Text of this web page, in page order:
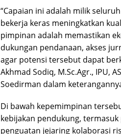
“Capaian ini adalah milik
bekerja keras meningkatkan
pimpinan adalah memastikan
dukungan pendanaan, akses
agar potensi tersebut dapat
Akhmad Sodiq, M.Sc.Agr., IPU,
Soedirman dalam
Di bawah kepemimpinan
kebijakan pendukung,
penguatan jejaring kolaborasi